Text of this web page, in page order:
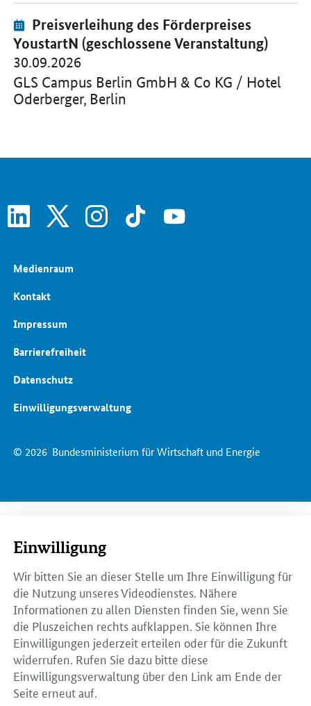
Veranstaltung:
Preisverleihung des Förderpreises
YoustartN (geschlossene Veranstaltung)
30.09.2026
GLS Campus Berlin GmbH & Co KG / Hotel
Oderberger, Berlin
Öffnet Einzelsicht
linkedin instagram tiktok youtube
© 2026 Bundesministerium für Wirtschaft und Energie
Medienraum
Kontakt
Impressum
Barrierefreiheit
Datenschutz
Einwilligungsverwaltung
Einwilligung
Wir bitten Sie an dieser Stelle um Ihre Einwilligung für
die Nutzung unseres Videodienstes. Nähere
Informationen zu allen Diensten finden Sie, wenn Sie
die Pluszeichen rechts aufklappen. Sie können Ihre
Einwilligungen jederzeit erteilen oder für die Zukunft
widerrufen. Rufen Sie dazu bitte diese
Einwilligungsverwaltung über den Link am Ende der
Seite erneut auf.